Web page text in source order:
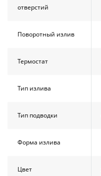
отверстий
Поворотный излив
Термостат
Тип излива
Тип подводки
Форма излива
Цвет